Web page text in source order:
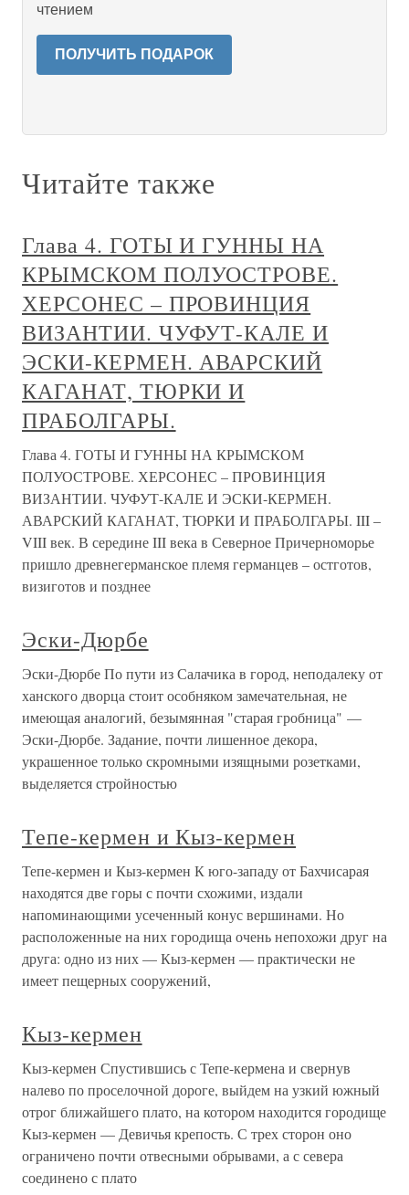
чтением
ПОЛУЧИТЬ ПОДАРОК
Читайте также
Глава 4. ГОТЫ И ГУННЫ НА
КРЫМСКОМ ПОЛУОСТРОВЕ.
ХЕРСОНЕС – ПРОВИНЦИЯ
ВИЗАНТИИ. ЧУФУТ-КАЛЕ И
ЭСКИ-КЕРМЕН. АВАРСКИЙ
КАГАНАТ, ТЮРКИ И
ПРАБОЛГАРЫ.
Глава 4. ГОТЫ И ГУННЫ НА КРЫМСКОМ
ПОЛУОСТРОВЕ. ХЕРСОНЕС – ПРОВИНЦИЯ
ВИЗАНТИИ. ЧУФУТ-КАЛЕ И ЭСКИ-КЕРМЕН.
АВАРСКИЙ КАГАНАТ, ТЮРКИ И ПРАБОЛГАРЫ. III –
VIII век. В середине III века в Северное Причерноморье
пришло древнегерманское племя германцев – остготов,
визиготов и позднее
Эски-Дюрбе
Эски-Дюрбе По пути из Салачика в город, неподалеку от
ханского дворца стоит особняком замечательная, не
имеющая аналогий, безымянная "старая гробница" —
Эски-Дюрбе. Задание, почти лишенное декора,
украшенное только скромными изящными розетками,
выделяется стройностью
Тепе-кермен и Кыз-кермен
Тепе-кермен и Кыз-кермен К юго-западу от Бахчисарая
находятся две горы с почти схожими, издали
напоминающими усеченный конус вершинами. Но
расположенные на них городища очень непохожи друг на
друга: одно из них — Кыз-кермен — практически не
имеет пещерных сооружений,
Кыз-кермен
Кыз-кермен Спустившись с Тепе-кермена и свернув
налево по проселочной дороге, выйдем на узкий южный
отрог ближайшего плато, на котором находится городище
Кыз-кермен — Девичья крепость. С трех сторон оно
ограничено почти отвесными обрывами, а с севера
соединено с плато